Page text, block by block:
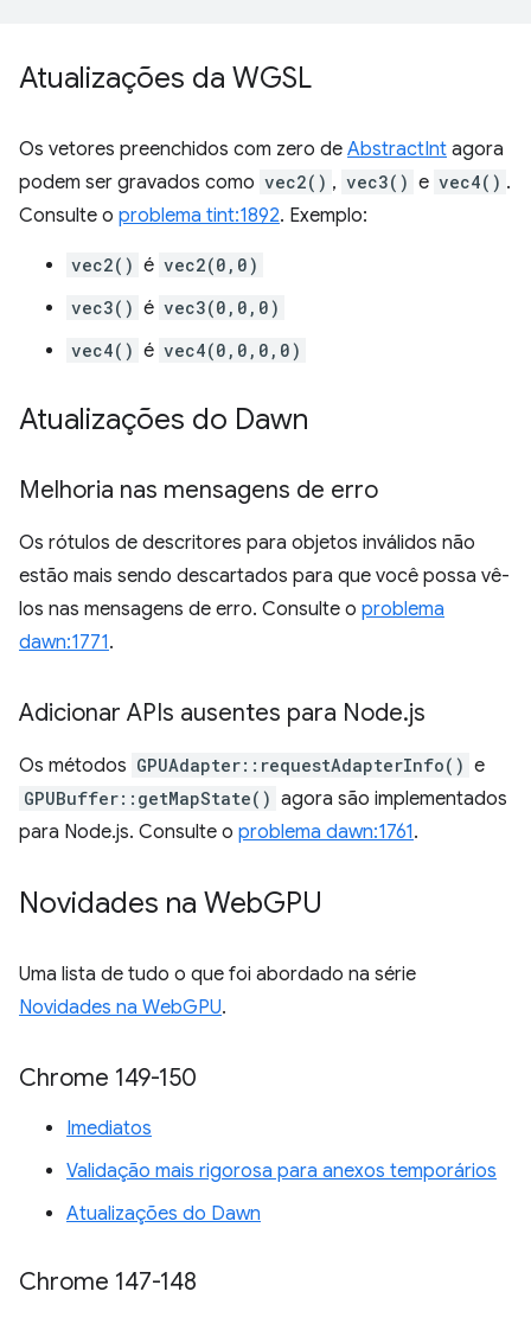
Atualizações da WGSL
Os vetores preenchidos com zero de AbstractInt agora
podem ser gravados como vec2() , vec3() e vec4() .
Consulte o problema tint:1892. Exemplo:
vec2() é vec2(0,0)
vec3() é vec3(0,0,0)
vec4() é vec4(0,0,0,0)
Atualizações do Dawn
Melhoria nas mensagens de erro
Os rótulos de descritores para objetos inválidos não
estão mais sendo descartados para que você possa vê-
los nas mensagens de erro. Consulte o problema
dawn:1771.
Adicionar APIs ausentes para Node.js
Os métodos GPUAdapter::requestAdapterInfo() e
GPUBuffer::getMapState() agora são implementados
para Node.js. Consulte o problema dawn:1761.
Novidades na WebGPU
Uma lista de tudo o que foi abordado na série
Novidades na WebGPU.
Chrome 149-150
Imediatos
Validação mais rigorosa para anexos temporários
Atualizações do Dawn
Chrome 147-148